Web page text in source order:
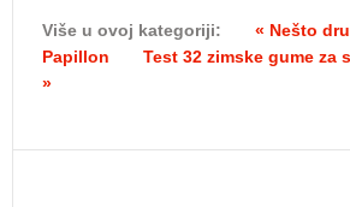
Više u ovoj kategoriji:
« Nešto
Papillon
Test 32 zimske gume za
»